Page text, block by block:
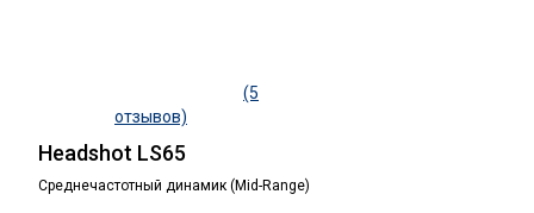
(5
отзывов)
Headshot LS65
Среднечастотный динамик (Mid-Range)